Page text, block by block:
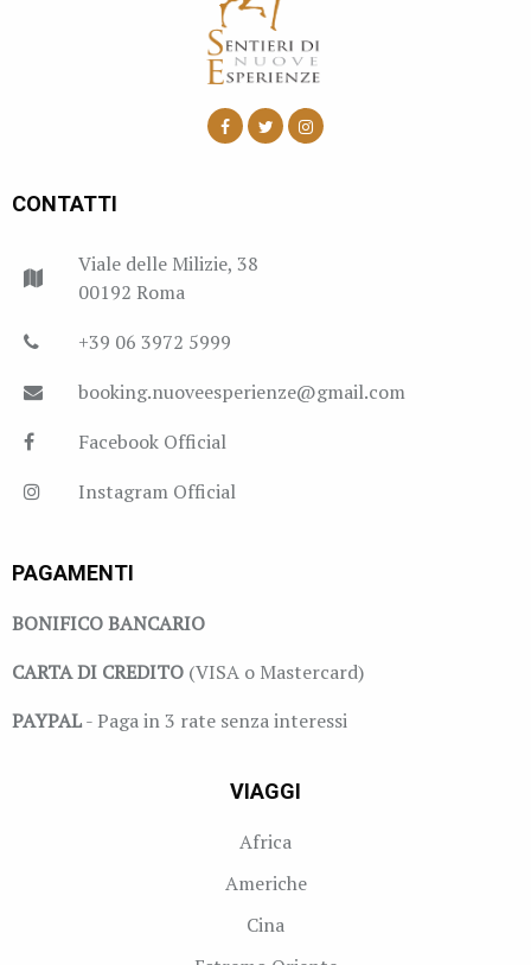
CONTATTI
Viale delle Milizie, 38
00192 Roma
+39 06 3972 5999
booking.nuoveesperienze@gmail.com
Facebook Official
Instagram Official
PAGAMENTI
BONIFICO BANCARIO
CARTA DI CREDITO (VISA o Mastercard)
PAYPAL- Paga in 3 rate senza interessi
VIAGGI
Africa
Americhe
Cina